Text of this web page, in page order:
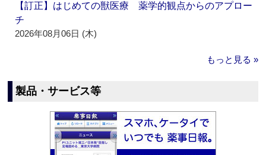
【訂正】はじめての獣医療 薬学的観点からのアプロー
チ
2026年08月06日 (木)
もっと見る »
製品・サービス等